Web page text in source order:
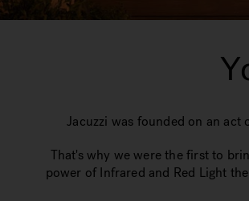
Jacuzzi was founded on an
That's why we were the first to
power of Infrared and Red Light